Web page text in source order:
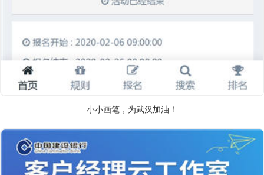
小小画笔，为武汉加油！